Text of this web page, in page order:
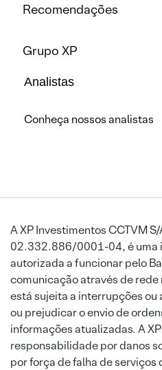
Recomendações
Grupo XP
Analistas
Conheça nossos analistas
A XP Investimentos CCTVM
02.332.886/0001-04, é uma
autorizada a funcionar pelo
comunicação através de
está sujeita a interrupções
ou prejudicar o envio de
informações atualizadas. A
responsabilidade por danos
por força de falha de